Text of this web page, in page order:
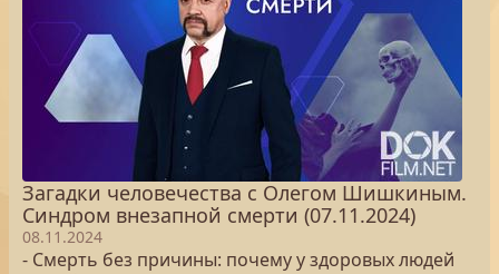
Загадки человечества с Олегом Шишкиным.
Синдром внезапной смерти (07.11.2024)
08.11.2024
- Смерть без причины: почему у здоровых людей